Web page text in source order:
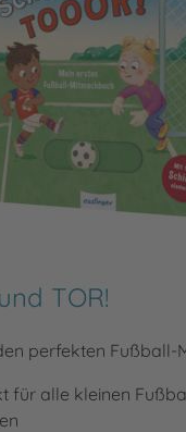
TOR!
perfekten Fußball-
für alle kleinen